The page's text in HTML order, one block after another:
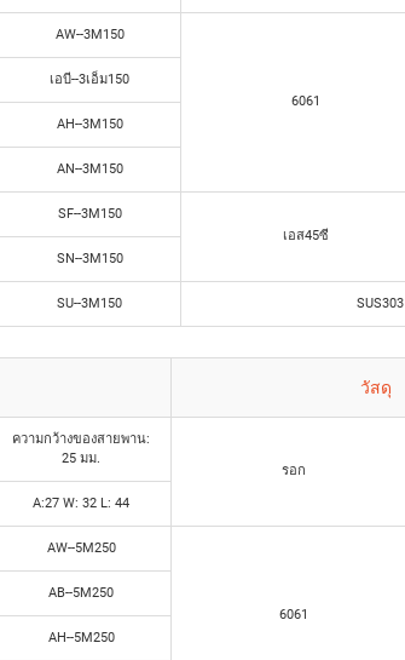
AW--3M150
6061
เอบี--3เอ็ม150
AH--3M150
AN--3M150
SF--3M150
เอส45ซี
SN--3M150
SU--3M150 SUS303
วัสดุ
ความกว้างของสายพาน:
25 มม.
รอก
A:27 W: 32 L: 44
AW--5M250
6061
AB--5M250
AH--5M250